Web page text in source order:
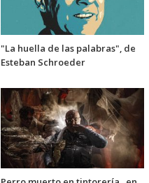
"La huella de las palabras", de
Esteban Schroeder